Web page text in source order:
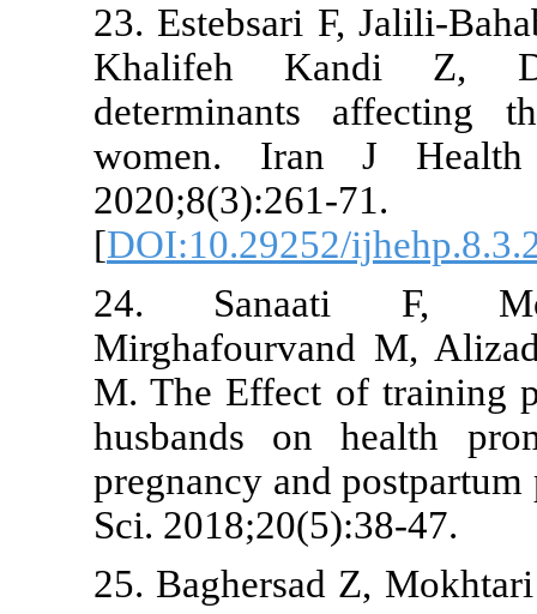
23.
Khalifeh
women.
[
24.
M. The
husbands
pregnancy
Sci.
25.